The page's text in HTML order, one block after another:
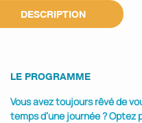
DESCRIPTION
LE PROGRAMME
Vous avez toujours rêvé de
temps d’une journée ?